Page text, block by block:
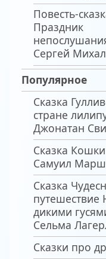
Повесть-
Праздник
Сергей
Популярное
Сказка
стране
Джонатан
Сказка
Самуил
Сказка
путешествие
дикими
Сельма
Сказки про